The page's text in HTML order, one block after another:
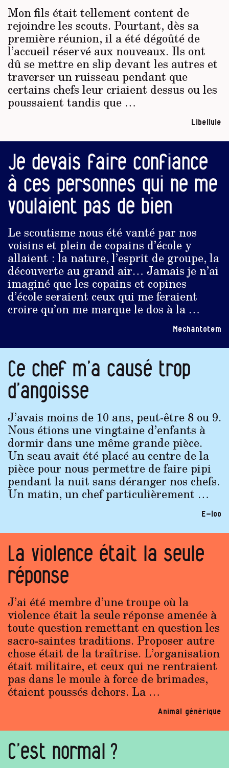
Mon fils était tellement content de
rejoindre les scouts. Pourtant, dès sa
première réunion, il a été dégoûté de
l’accueil réservé aux nouveaux. Ils ont
dû se mettre en slip devant les autres et
traverser un ruisseau pendant que
certains chefs leur criaient dessus ou les
poussaient tandis que …
Libellule
Je devais faire confiance
à ces personnes qui ne me
voulaient pas de bien
Le scoutisme nous été vanté par nos
voisins et plein de copains d’école y
allaient : la nature, l’esprit de groupe, la
découverte au grand air… Jamais je n’ai
imaginé que les copains et copines
d’école seraient ceux qui me feraient
croire qu’on me marque le dos à la …
Mechantotem
Ce chef m’a causé trop
d’angoisse
J’avais moins de 10 ans, peut-être 8 ou 9.
Nous étions une vingtaine d’enfants à
dormir dans une même grande pièce.
Un seau avait été placé au centre de la
pièce pour nous permettre de faire pipi
pendant la nuit sans déranger nos chefs.
Un matin, un chef particulièrement …
E-loo
La violence était la seule
réponse
J’ai été membre d’une troupe où la
violence était la seule réponse amenée à
toute question remettant en question les
sacro-saintes traditions. Proposer autre
chose était de la traîtrise. L’organisation
était militaire, et ceux qui ne rentraient
pas dans le moule à force de brimades,
étaient poussés dehors. La …
Animal générique
C’est normal ?